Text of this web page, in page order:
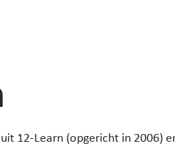
12-Learn (opgericht in 2006)